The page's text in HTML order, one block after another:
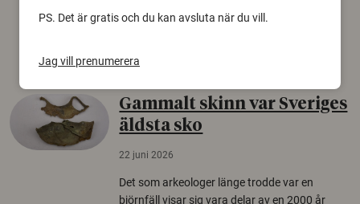
Gammalt skinn var Sveriges
äldsta sko
22 juni 2026
Det som arkeologer länge trodde var en
björnfäll visar sig vara delar av en 2000 år
PS. Det är gratis och du kan avsluta när du vill.
Jag vill prenumerera